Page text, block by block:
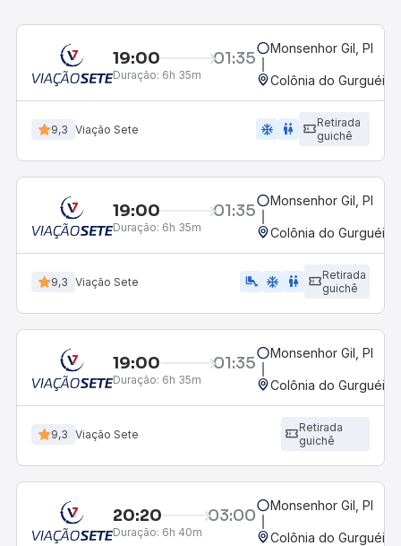
19:00 01:35
Duração: 6h 35m
Monsenhor Gil, PI
Colônia do Gurguéia,
9,3 Viação Sete ac_unit wc
Retirada
guichê
19:00 01:35
Duração: 6h 35m
Monsenhor Gil, PI
Colônia do Gurguéia,
9,3 Viação Sete airline_seat_legroom_extra ac_unit wc
Retirada
guichê
19:00 01:35
Duração: 6h 35m
Monsenhor Gil, PI
Colônia do Gurguéia,
9,3 Viação Sete
Retirada
guichê
20:20 03:00
Duração: 6h 40m
Monsenhor Gil, PI
Colônia do Gurguéia,